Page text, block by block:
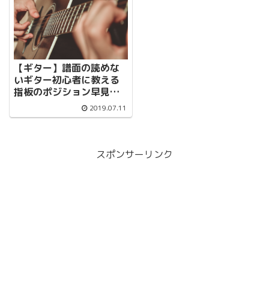
【ギター】譜面の読めな
いギター初心者に教える
指板のポジション早見表
2019.07.11
スポンサーリンク